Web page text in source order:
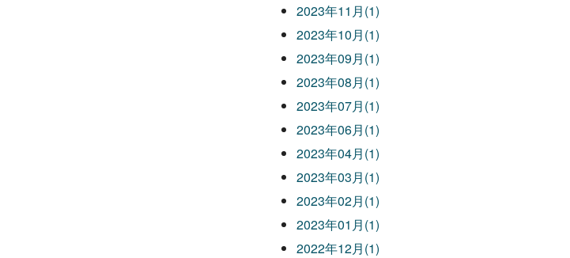
2023年11月(1)
2023年10月(1)
2023年09月(1)
2023年08月(1)
2023年07月(1)
2023年06月(1)
2023年04月(1)
2023年03月(1)
2023年02月(1)
2023年01月(1)
2022年12月(1)